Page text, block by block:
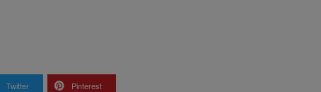
Twitter Pinterest